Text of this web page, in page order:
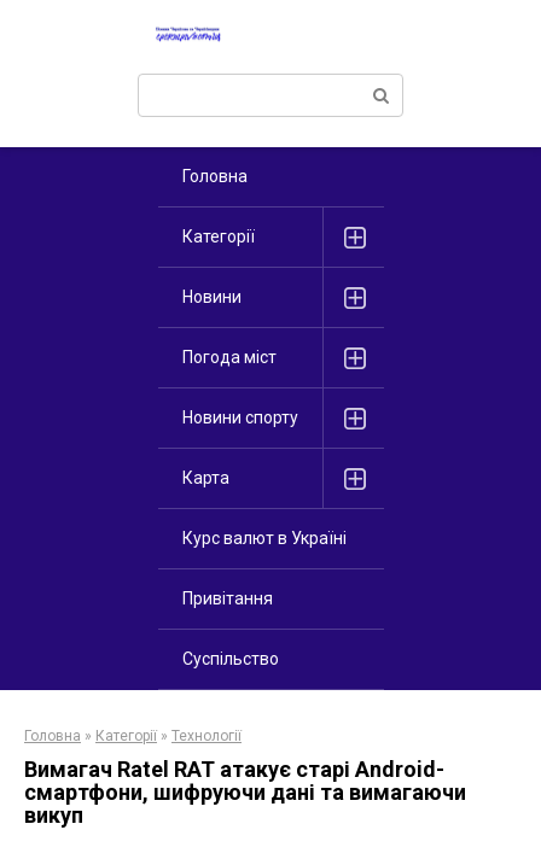
Поиск:
Головна
Категорії
Новини
Погода міст
Новини спорту
Карта
Курс валют в Україні
Привітання
Суспільство
Головна » Категорії » Технології
Вимагач Ratel RAT атакує старі Android-
смартфони, шифруючи дані та вимагаючи
викуп